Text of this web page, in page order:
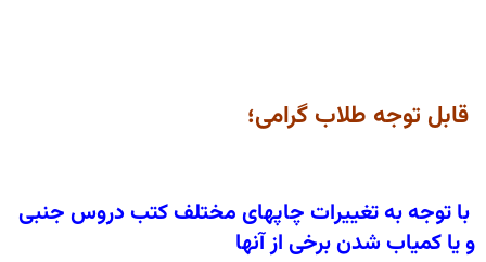
قابل توجه طلاب گرامی؛
با توجه به تغییرات چاپهای مختلف کتب دروس جنبی
و یا کمیاب شدن برخی از آنها